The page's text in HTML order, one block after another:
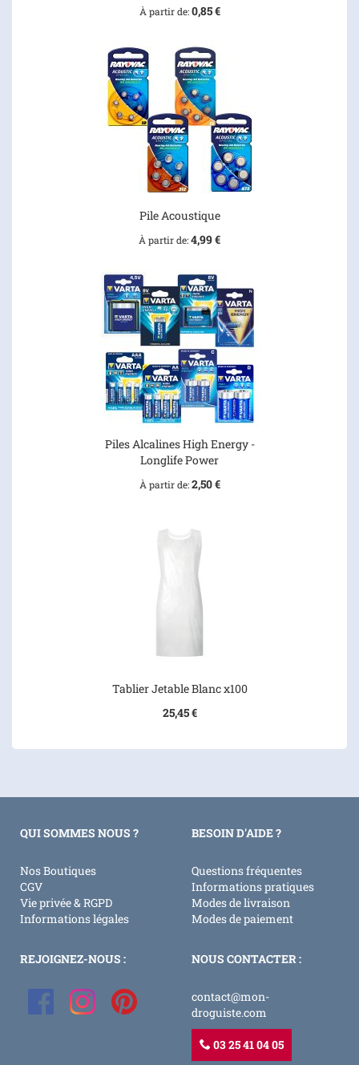
À partir de 0,85 €
Pile Acoustique
À partir de 4,99 €
Piles Alcalines High Energy -
Longlife Power
À partir de 2,50 €
Tablier Jetable Blanc x100
25,45 €
QUI SOMMES NOUS ?
Nos Boutiques
CGV
Vie privée & RGPD
Informations légales
BESOIN D'AIDE ?
Questions fréquentes
Informations pratiques
Modes de livraison
Modes de paiement
REJOIGNEZ-NOUS : NOUS CONTACTER :
contact@mon-
droguiste.com
03 25 41 04 05